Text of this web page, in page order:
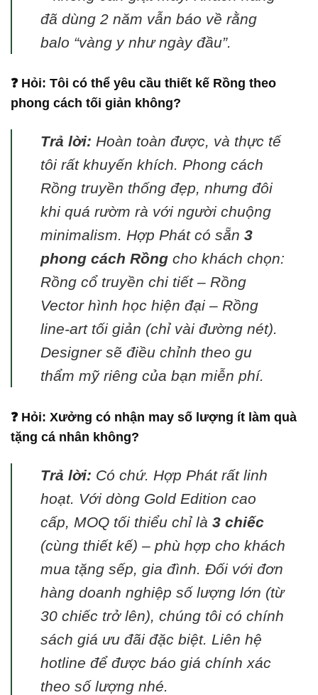
đã dùng 2 năm vẫn báo về rằng
balo “vàng y như ngày đầu”.
❓ Hỏi: Tôi có thể yêu cầu thiết kế Rồng theo
phong cách tối giản không?
Trả lời: Hoàn toàn được, và thực tế
tôi rất khuyến khích. Phong cách
Rồng truyền thống đẹp, nhưng đôi
khi quá rườm rà với người chuộng
minimalism. Hợp Phát có sẵn 3
phong cách Rồngcho khách chọn:
Rồng cổ truyền chi tiết – Rồng
Vector hình học hiện đại – Rồng
line-art tối giản (chỉ vài đường nét).
Designer sẽ điều chỉnh theo gu
thẩm mỹ riêng của bạn miễn phí.
❓ Hỏi: Xưởng có nhận may số lượng ít làm quà
tặng cá nhân không?
Trả lời: Có chứ. Hợp Phát rất linh
hoạt. Với dòng Gold Edition cao
cấp, MOQ tối thiểu chỉ là 3 chiếc
(cùng thiết kế) – phù hợp cho khách
mua tặng sếp, gia đình. Đối với đơn
hàng doanh nghiệp số lượng lớn (từ
30 chiếc trở lên), chúng tôi có chính
sách giá ưu đãi đặc biệt. Liên hệ
hotline để được báo giá chính xác
theo số lượng nhé.